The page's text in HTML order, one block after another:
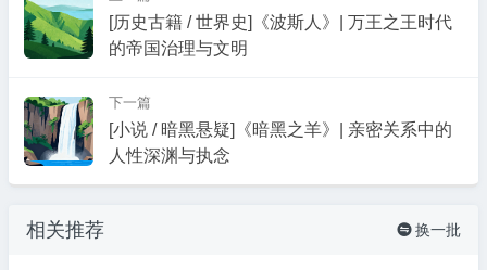
[历史古籍 / 世界史]《波斯人》| 万王之王时代
的帝国治理与文明
下一篇
[小说 / 暗黑悬疑]《暗黑之羊》| 亲密关系中的
人性深渊与执念
相关推荐  换一批